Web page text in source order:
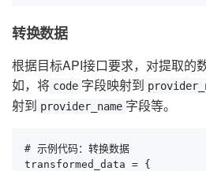
转换数据
根据目标API接口要求，对提取的
如，将 code 字段映射到
射到 provider_name 字段等。
# 示例代码：转换数据
transformed_data = {